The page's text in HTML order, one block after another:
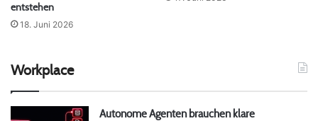
entstehen
18. Juni 2026
Workplace
Autonome Agenten brauchen klare